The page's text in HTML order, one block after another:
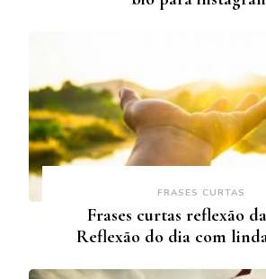
FRASES CURTAS
Frases curtas reflexão
Reflexão do dia com